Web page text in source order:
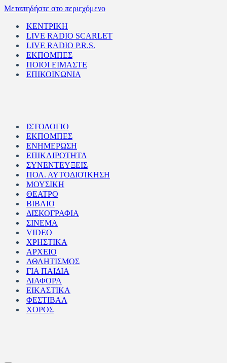
Μεταπηδήστε στο περιεχόμενο
ΚΕΝΤΡΙΚΗ
LIVE RADIO SCARLET
LIVE RADIO P.R.S.
ΕΚΠΟΜΠΕΣ
ΠΟΙΟΙ ΕΙΜΑΣΤΕ
ΕΠΙΚΟΙΝΩΝΙΑ
ΙΣΤΟΛΟΓΙΟ
ΕΚΠΟΜΠΕΣ
ΕΝΗΜΕΡΩΣΗ
ΕΠΙΚΑΙΡΟΤΗΤΑ
ΣΥΝΕΝΤΕΥΞΕΙΣ
ΠΟΛ. ΑΥΤΟΔΙΟΊΚΗΣΗ
ΜΟΥΣΙΚΗ
ΘΕΑΤΡΟ
ΒΙΒΛΙΟ
ΔΙΣΚΟΓΡΑΦΙΑ
ΣΙΝΕΜΑ
VIDEO
ΧΡΗΣΤΙΚΑ
ΑΡΧΕΙΟ
ΑΘΛΗΤΙΣΜΟΣ
ΓΙΑ ΠΑΙΔΙΑ
ΔΙΑΦΟΡΑ
ΕΙΚΑΣΤΙΚΑ
ΦΕΣΤΙΒΑΛ
ΧΟΡΟΣ